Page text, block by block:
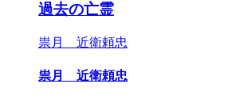
過去の亡霊
祟月 近衛頼忠
祟月 近衛頼忠